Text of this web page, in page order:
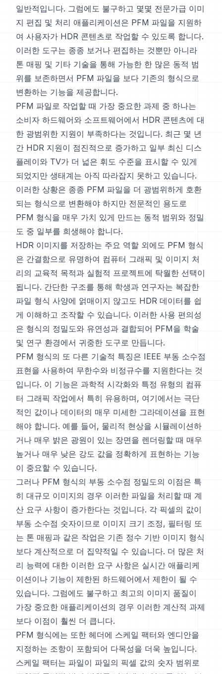
일반적입니다. 그럼에도 불구하고 몇몇 전문가급 이미
지 편집 및 처리 애플리케이션은 PFM 파일을 지원하
여 사용자가 HDR 콘텐츠로 작업할 수 있도록 합니다.
이러한 도구는 종종 보거나 편집하는 것뿐만 아니라
톤 매핑 및 기타 기술을 통해 가능한 한 많은 동적 범
위를 보존하면서 PFM 파일을 보다 기존의 형식으로
변환하는 기능을 제공합니다.
PFM 파일로 작업할 때 가장 중요한 과제 중 하나는
소비자 하드웨어와 소프트웨어에서 HDR 콘텐츠에 대
한 광범위한 지원이 부족하다는 것입니다. 최근 몇 년
간 HDR 지원이 점진적으로 증가하고 일부 최신 디스
플레이와 TV가 더 넓은 휘도 수준을 표시할 수 있게
되었지만 생태계는 아직 따라잡지 못하고 있습니다.
이러한 상황은 종종 PFM 파일을 더 광범위하게 호환
되는 형식으로 변환해야 하지만 전문적인 용도로
PFM 형식을 매우 가치 있게 만드는 동적 범위와 정밀
도 중 일부를 희생해야 합니다.
HDR 이미지를 저장하는 주요 역할 외에도 PFM 형식
은 간결함으로 유명하여 컴퓨터 그래픽 및 이미지 처
리의 교육적 목적과 실험적 프로젝트에 탁월한 선택이
됩니다. 간단한 구조를 통해 학생과 연구자는 복잡한
파일 형식 사양에 얽매이지 않고도 HDR 데이터를 쉽
게 이해하고 조작할 수 있습니다. 이러한 사용 편의성
은 형식의 정밀도와 유연성과 결합되어 PFM을 학술
및 연구 환경에서 귀중한 도구로 만듭니다.
PFM 형식의 또 다른 기술적 특징은 IEEE 부동 소수점
표현을 사용하여 무한수와 비정규수를 지원한다는 것
입니다. 이 기능은 과학적 시각화와 특정 유형의 컴퓨
터 그래픽 작업에서 특히 유용하며, 여기에서는 극단
적인 값이나 데이터의 매우 미세한 그라데이션을 표현
해야 합니다. 예를 들어, 물리적 현상을 시뮬레이션하
거나 매우 밝은 광원이 있는 장면을 렌더링할 때 매우
높거나 매우 낮은 강도 값을 정확하게 표현하는 기능
이 중요할 수 있습니다.
그러나 PFM 형식의 부동 소수점 정밀도의 이점은 특
히 대규모 이미지의 경우 이러한 파일을 처리할 때 계
산 요구 사항이 증가한다는 것입니다. 각 픽셀의 값이
부동 소수점 숫자이므로 이미지 크기 조정, 필터링 또
는 톤 매핑과 같은 작업은 기존 정수 기반 이미지 형식
보다 계산적으로 더 집약적일 수 있습니다. 더 많은 처
리 능력에 대한 이러한 요구 사항은 실시간 애플리케
이션이나 기능이 제한된 하드웨어에서 제한이 될 수
있습니다. 그럼에도 불구하고 최고의 이미지 품질이
가장 중요한 애플리케이션의 경우 이러한 계산적 과제
보다 이점이 훨씬 더 큽니다.
PFM 형식에는 또한 헤더에 스케일 팩터와 엔디안을
지정하는 조항이 포함되어 다목성을 더욱 높입니다.
스케일 팩터는 파일이 파일의 픽셀 값의 숫자 범위로